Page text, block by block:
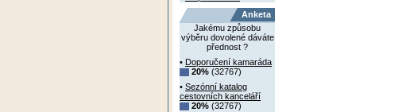
Anketa
Jakému způsobu
výběru dovolené dáváte
přednost ?
• Doporučení kamaráda
20% (32767)
• Sezónní katalog
cestovních kanceláří
20% (32767)